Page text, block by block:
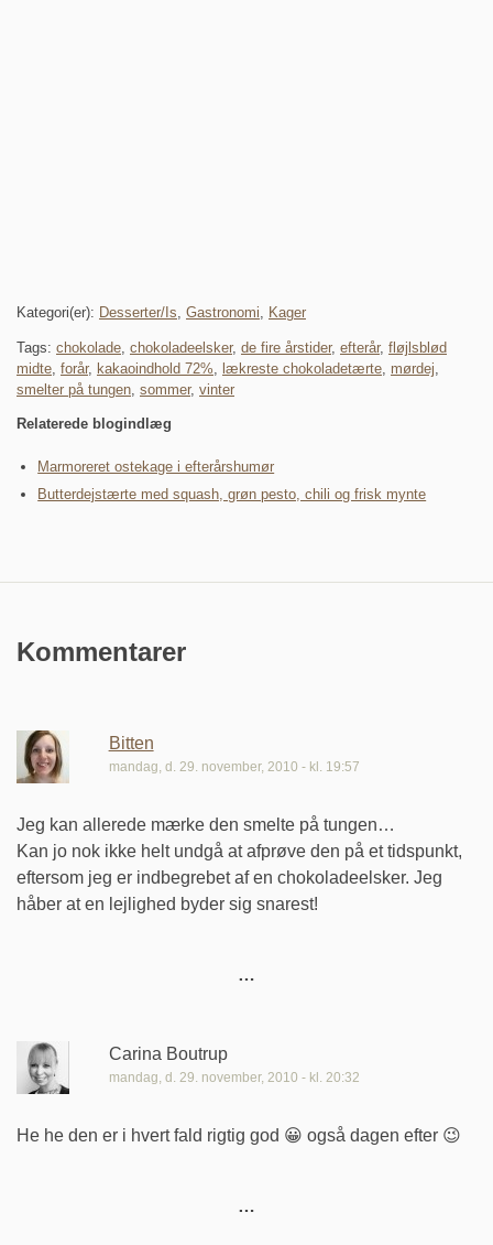
Kategori(er): Desserter/Is Gastronomi Kager
Tags: chokolade chokoladeelsker, de fire årstider, efterår, fløjlsblød
midte forår, kakaoindhold 72% lækreste chokoladetærte mørdej
smelter på tungen sommer, vinter
Relaterede blogindlæg
Marmoreret ostekage i efterårshumør
Butterdejstærte med squash, grøn pesto, chili og frisk mynte
Kommentarer
Bitten
mandag, d. 29. november, 2010 - kl. 19:57
Jeg kan allerede mærke den smelte på tungen…
Kan jo nok ikke helt undgå at afprøve den på et tidspunkt,
eftersom jeg er indbegrebet af en chokoladeelsker. Jeg
håber at en lejlighed byder sig snarest!
Carina Boutrup
mandag, d. 29. november, 2010 - kl. 20:32
He he den er i hvert fald rigtig god 😀 også dagen efter 😉